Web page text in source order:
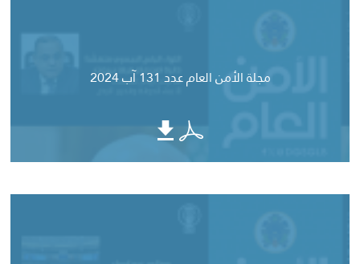
مجلة الأمن العام عدد 131 آب 2024